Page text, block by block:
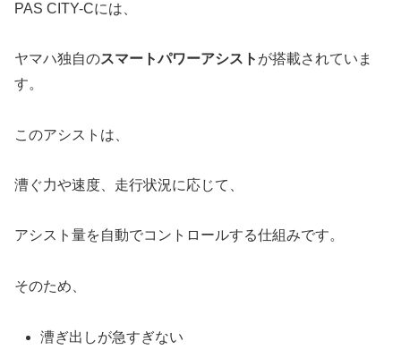
PAS CITY-Cには、
ヤマハ独自のスマートパワーアシスト が搭載されていま
す。
このアシストは、
漕ぐ力や速度、走行状況に応じて、
アシスト量を自動でコントロールする仕組みです。
そのため、
漕ぎ出しが急すぎない